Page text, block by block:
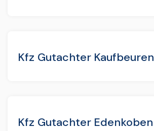
Kfz Gutachter Kaufbeuren
Kfz Gutachter Edenkoben